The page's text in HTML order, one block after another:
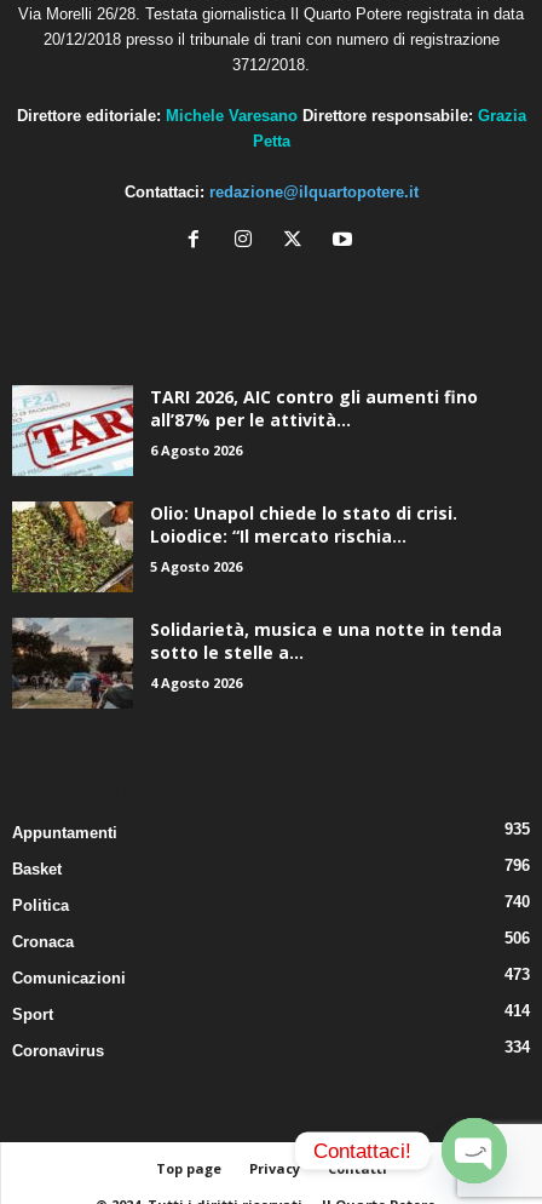
Via Morelli 26/28. Testata giornalistica Il Quarto Potere registrata in data
20/12/2018 presso il tribunale di trani con numero di registrazione
3712/2018.
Direttore editoriale: Michele Varesano Direttore responsabile: Grazia
Petta
Contattaci: redazione@ilquartopotere.it
TARI 2026, AIC contro gli aumenti fino
all’87% per le attività...
6 Agosto 2026
Olio: Unapol chiede lo stato di crisi.
Loiodice: “Il mercato rischia...
5 Agosto 2026
Solidarietà, musica e una notte in tenda
sotto le stelle a...
4 Agosto 2026
Appuntamenti 935
Basket 796
Politica 740
Cronaca 506
Comunicazioni 473
Sport 414
Coronavirus 334
Top page Privacy
Contatti
Contattaci!
O